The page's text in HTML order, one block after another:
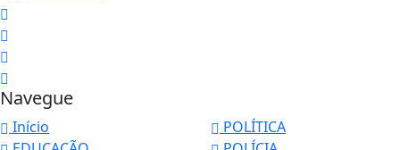
Navegue
Início
POLÍTICA